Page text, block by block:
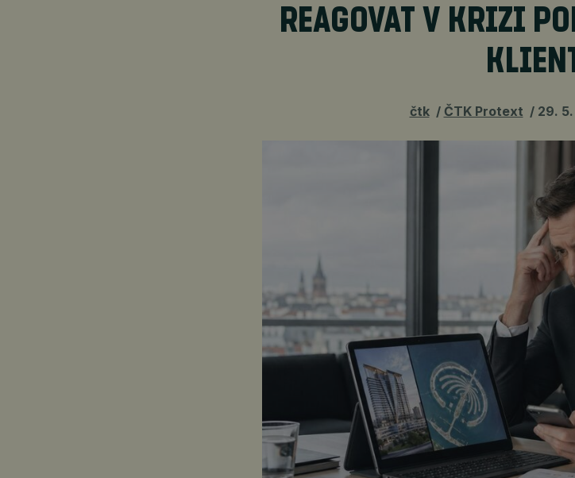
REAGOVAT V KRIZI
čtk ČTK Protext 29.